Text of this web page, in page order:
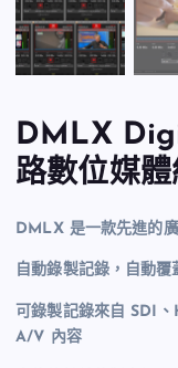
DMLX
路數位媒
DMLX 是一款先進的
自動錄製記錄，自動
可錄製記錄來自 SDI
A/V 內容